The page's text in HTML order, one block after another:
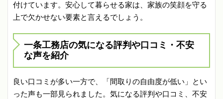
付けています。安心して暮らせる家は、家族の笑顔を守る
上で欠かせない要素と言えるでしょう。
一条工務店の気になる評判や口コミ・不安
な声を紹介
良い口コミが多い一方で、「間取りの自由度が低い」とい
った声も一部見られました。気になる評判や口コミ、不安